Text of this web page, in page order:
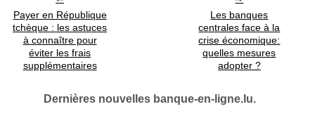
Payer en République
tchèque : les astuces
à connaître pour
éviter les frais
supplémentaires
Les banques
centrales face à la
crise économique:
quelles mesures
adopter ?
Dernières nouvelles banque-en-ligne.lu.